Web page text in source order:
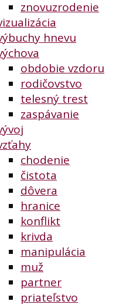
znovuzrodenie
hnevu
obdobie vzdoru
rodičovstvo
telesný trest
zaspávanie
chodenie
čistota
dôvera
hranice
konflikt
krivda
manipulácia
muž
partner
priateľstvo